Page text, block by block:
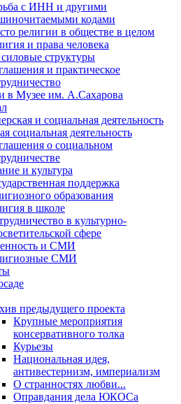
с ИНН и другими
кодами
религии в обществе в целом
и права человека
структуры
и практическое
в Музее им. А.Сахарова
и социальная деятельность
социальная деятельность
о социальном
и культура
поддержка
образования
в школе
в культурно-
сфере
и СМИ
СМИ
предыдущего проекта
Крупные мероприятия
консервативного толка
Курьезы
Национальная идея,
антивестернизм, империализм
О странностях любви...
Оправдания дела ЮКОСа